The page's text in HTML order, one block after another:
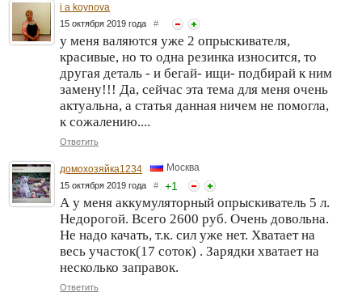
i a koynova
15 октября 2019 года #
у меня валяются уже 2 опрыскивателя,
красивые, но то одна резинка износится, то
другая деталь - и бегай- ищи- подбирай к ним
замену!!! Да, сейчас эта тема для меня очень
актуальна, а статья данная ничем не помогла,
к сожалению....
Ответить
домохозяйка1234 Москва
15 октября 2019 года # +1
А у меня аккумуляторный опрыскиватель 5 л.
Недорогой. Всего 2600 руб. Очень довольна.
Не надо качать, т.к. сил уже нет. Хватает на
весь участок(17 соток) . Зарядки хватает на
несколько заправок.
Ответить